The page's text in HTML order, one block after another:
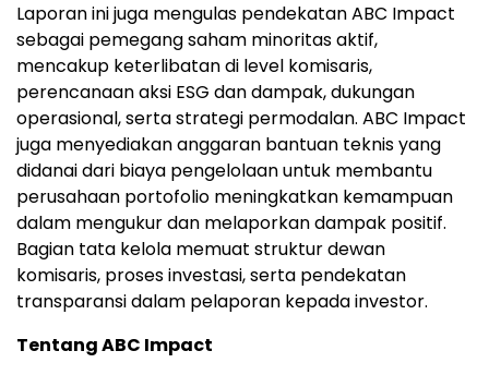
Laporan ini juga mengulas pendekatan ABC Impact
sebagai pemegang saham minoritas aktif,
mencakup keterlibatan di level komisaris,
perencanaan aksi ESG dan dampak, dukungan
operasional, serta strategi permodalan. ABC Impact
juga menyediakan anggaran bantuan teknis yang
didanai dari biaya pengelolaan untuk membantu
perusahaan portofolio meningkatkan kemampuan
dalam mengukur dan melaporkan dampak positif.
Bagian tata kelola memuat struktur dewan
komisaris, proses investasi, serta pendekatan
transparansi dalam pelaporan kepada investor.
Tentang ABC Impact